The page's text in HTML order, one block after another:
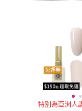
免運券
特別為亞洲人